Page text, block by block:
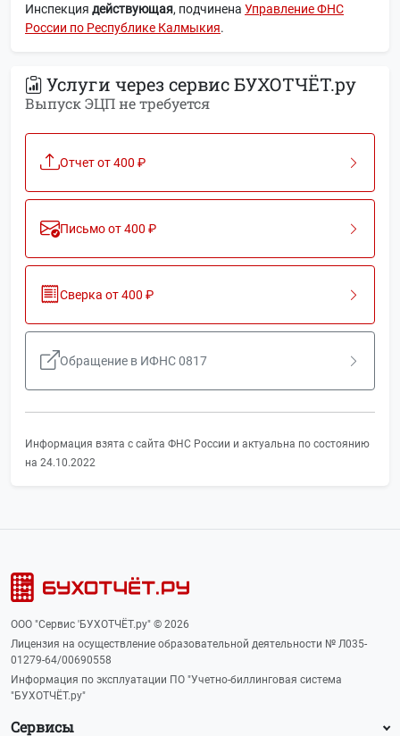
Инспекция действующая, подчинена Управление ФНС
России по Республике Калмыкия.
Услуги через сервис БУХОТЧЁТ.ру
Выпуск ЭЦП не требуется
Отчет от 400 ₽
Письмо от 400 ₽
Сверка от 400 ₽
Обращение в ИФНС 0817
Информация взята с сайта ФНС России и актуальна по состоянию
на 24.10.2022
ООО "Сервис 'БУХОТЧЁТ.ру" © 2026
Лицензия на осуществление образовательной деятельности № Л035-
01279-64/00690558
Информация по эксплуатации ПО "Учетно-биллинговая система
"БУХОТЧЁТ.ру"
Сервисы